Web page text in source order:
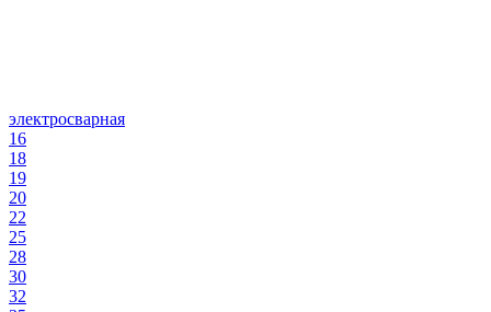
электросварная
16
18
19
20
22
25
28
30
32